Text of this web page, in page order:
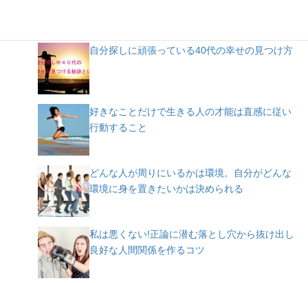
自分探しに頑張っている40代の幸せの見つけ方
好きなことだけで生きる人の才能は直感に従い
行動すること
どんな人が周りにいるかは環境。自分がどんな
環境に身を置きたいかは決められる
私は悪くない!正論に潜む落とし穴から抜け出し
良好な人間関係を作るコツ